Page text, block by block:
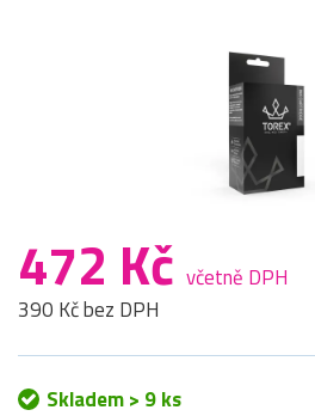
472 Kč včetně DPH
390 Kč bez DPH
Skladem > 9 ks